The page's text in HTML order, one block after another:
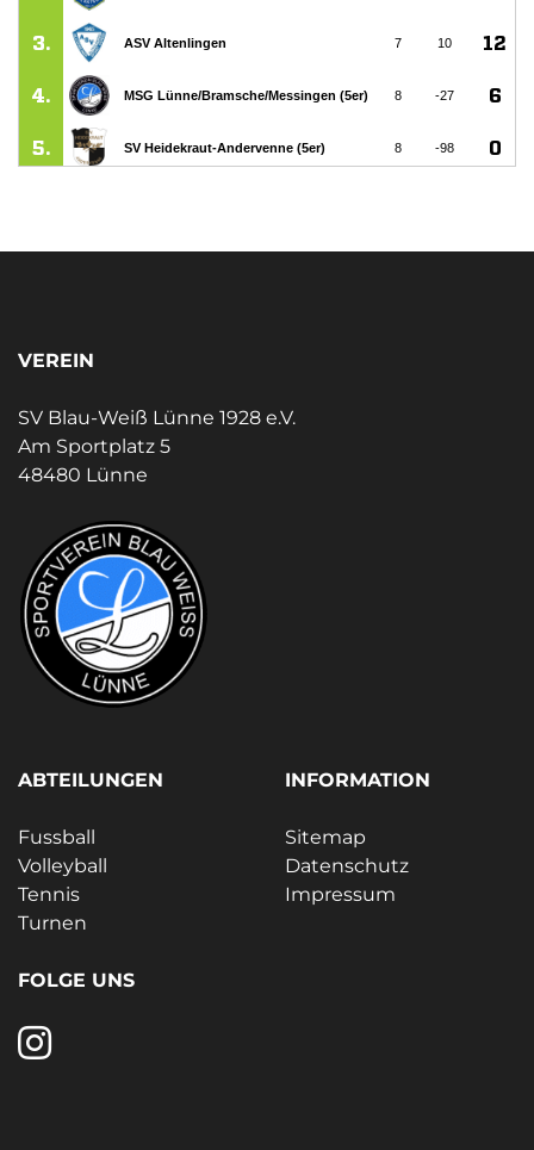
VEREIN
SV Blau-Weiß Lünne 1928 e.V.
Am Sportplatz 5
48480 Lünne
ABTEILUNGEN
Fussball
Volleyball
Tennis
Turnen
INFORMATION
Sitemap
Datenschutz
Impressum
FOLGE UNS